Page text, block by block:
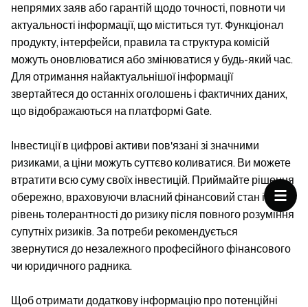
непрямих заяв або гарантій щодо точності, повноти чи
актуальності інформації, що міститься тут. Функціонал
продукту, інтерфейси, правила та структура комісій
можуть оновлюватися або змінюватися у будь-який час.
Для отримання найактуальнішої інформації
звертайтеся до останніх оголошень і фактичних даних,
що відображаються на платформі Gate.
Інвестиції в цифрові активи пов'язані зі значними
ризиками, а ціни можуть суттєво коливатися. Ви можете
втратити всю суму своїх інвестицій. Приймайте рішення
обережно, враховуючи власний фінансовий стан і
рівень толерантності до ризику після повного розуміння
супутніх ризиків. За потреби рекомендується
звернутися до незалежного професійного фінансового
чи юридичного радника.
Щоб отримати додаткову інформацію про потенційні